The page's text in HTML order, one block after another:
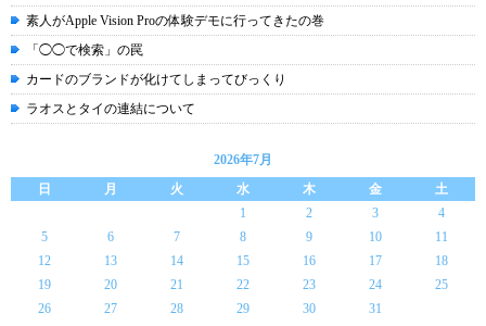
素人がApple Vision Proの体験デモに行ってきたの巻
「◯◯で検索」の罠
カードのブランドが化けてしまってびっくり
ラオスとタイの連結について
2026年7月
日
月 火 水 木 金
土
1
2 3
4
5
6 7 8 9 10
11
12
13 14 15 16 17
18
19
20 21 22 23 24
25
26
27 28 29 30 31